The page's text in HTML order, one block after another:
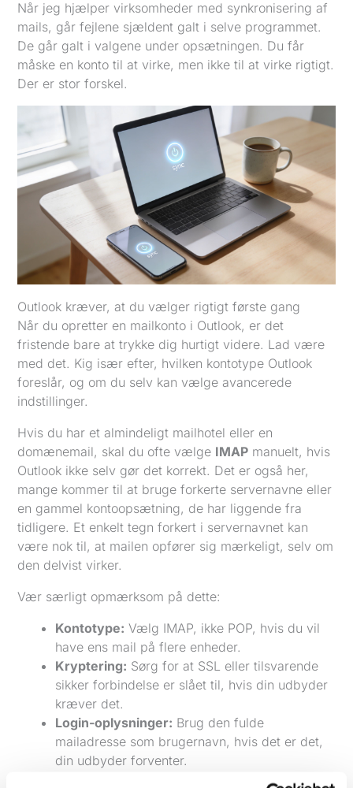
Når jeg hjælper virksomheder med synkronisering af
mails, går fejlene sjældent galt i selve programmet.
De går galt i valgene under opsætningen. Du får
måske en konto til at virke, men ikke til at virke rigtigt.
Der er stor forskel.
Outlook kræver, at du vælger rigtigt første gang
Når du opretter en mailkonto i Outlook, er det
fristende bare at trykke dig hurtigt videre. Lad være
med det. Kig især efter, hvilken kontotype Outlook
foreslår, og om du selv kan vælge avancerede
indstillinger.
Hvis du har et almindeligt mailhotel eller en
domænemail, skal du ofte vælge IMAP manuelt, hvis
Outlook ikke selv gør det korrekt. Det er også her,
mange kommer til at bruge forkerte servernavne eller
en gammel kontoopsætning, de har liggende fra
tidligere. Et enkelt tegn forkert i servernavnet kan
være nok til, at mailen opfører sig mærkeligt, selv om
den delvist virker.
Vær særligt opmærksom på dette:
Kontotype: Vælg IMAP, ikke POP, hvis du vil
have ens mail på flere enheder.
Kryptering: Sørg for at SSL eller tilsvarende
sikker forbindelse er slået til, hvis din udbyder
kræver det.
Login-oplysninger: Brug den fulde
mailadresse som brugernavn, hvis det er det,
din udbyder forventer.
Tjek dem direkte hos din